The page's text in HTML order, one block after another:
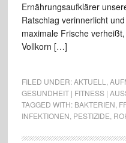
Ernährungsaufklärer
Ratschlag verinnerlicht
maximale Frische
Vollkorn […]
FILED UNDER:AKTUELL
GESUNDHEIT | FITNESS |
TAGGED WITH: BAKTERIEN
INFEKTIONEN PESTIZIDE